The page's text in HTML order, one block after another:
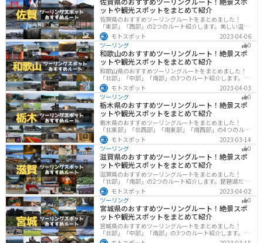
ットや観光スポットをまとめて紹介
佐賀県のおすすめツーリングルートをまとめました！
「東部」「西部」の2つのルート紹介します。美しい温泉
地や古墳群、歴史ある城や神社仏閣など、バイクツーリ
ングに適したスポットが多数存在し、様々な楽しみ方が
できます。バイクで佐賀県にツーリングに行く際は参考
にしてください。
モトスポット
2023-04-06
ツーリング
0
和歌山のおすすめツーリングルート！絶景スポ
ットや観光スポットをまとめて紹介
和歌山県のおすすめツーリングルートをまとめました！
「北部」「中部」「南部」の3つのルート紹介します。海
と山に囲まれた自然豊かなエリアが広がり、様々な楽し
み方ができます。バイクで和歌山県にツーリングに行く
際は参考にしてください。
モトスポット
2023-04-03
ツーリング
0
栃木県のおすすめツーリングルート！絶景スポ
ットや観光スポットをまとめて紹介
栃木県のおすすめツーリングルートをまとめました！
「北東部」「北西部」「南東部」「南西部」の4つのルー
ト紹介します。日本を代表する神社や広大な山や滝、湖
などを歴史や自然を満喫するツーリングができます。バ
イクで栃木県にツーリングに行く際は参考にしてくださ
い。
モトスポット
2023-03-14
ツーリング
0
滋賀県のおすすめツーリングルート！絶景スポ
ットや観光スポットをまとめて紹介
滋賀県のおすすめツーリングルートをまとめました！
「北部」「南部」の2つのルート紹介します。琵琶湖だけ
でなく、比叡山ドライブウェイなどの山を楽しめるスポ
ットも多数あります。バイクで滋賀県にツーリングに行
く際は参考にしてください。
モトスポット
2023-04-02
ツーリング
0
宮城県のおすすめツーリングルート！絶景スポ
ットや観光スポットをまとめて紹介
宮城県のおすすめツーリングルートをまとめました！
「北部」「中部」「南部」の3つのルート紹介します。キ
ツネ村や広大な山や滝、湖などを歴史や自然を満喫する